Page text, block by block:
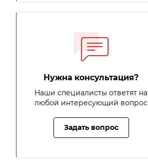
Нужна консультация?
Наши специалисты ответят на
любой интересующий вопрос
Задать вопрос